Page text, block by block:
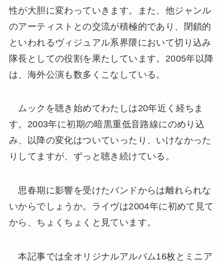
性が大胆に変わっていきます。また、他ジャンル
のアーティストとの交流が積極的であり、閉鎖的
といわれるヴィジュアル系界隈において切り込み
隊長としての役割を果たしています。2005年以降
は、海外公演も数多くこなしている。
ムックを聴き始めてわたしは20年近く経ちま
す。2003年に初期の暗黒重低音路線にのめり込
み、以降の変化はついていったり、いけなかった
りしてますが、ずっと聴き続けている。
思春期に影響を受けたバンドからは離れられな
いからでしょうか。ライヴは2004年に初めて見て
から、ちょくちょくと見ています。
本記事では全オリジナルアルバム16枚とミニア